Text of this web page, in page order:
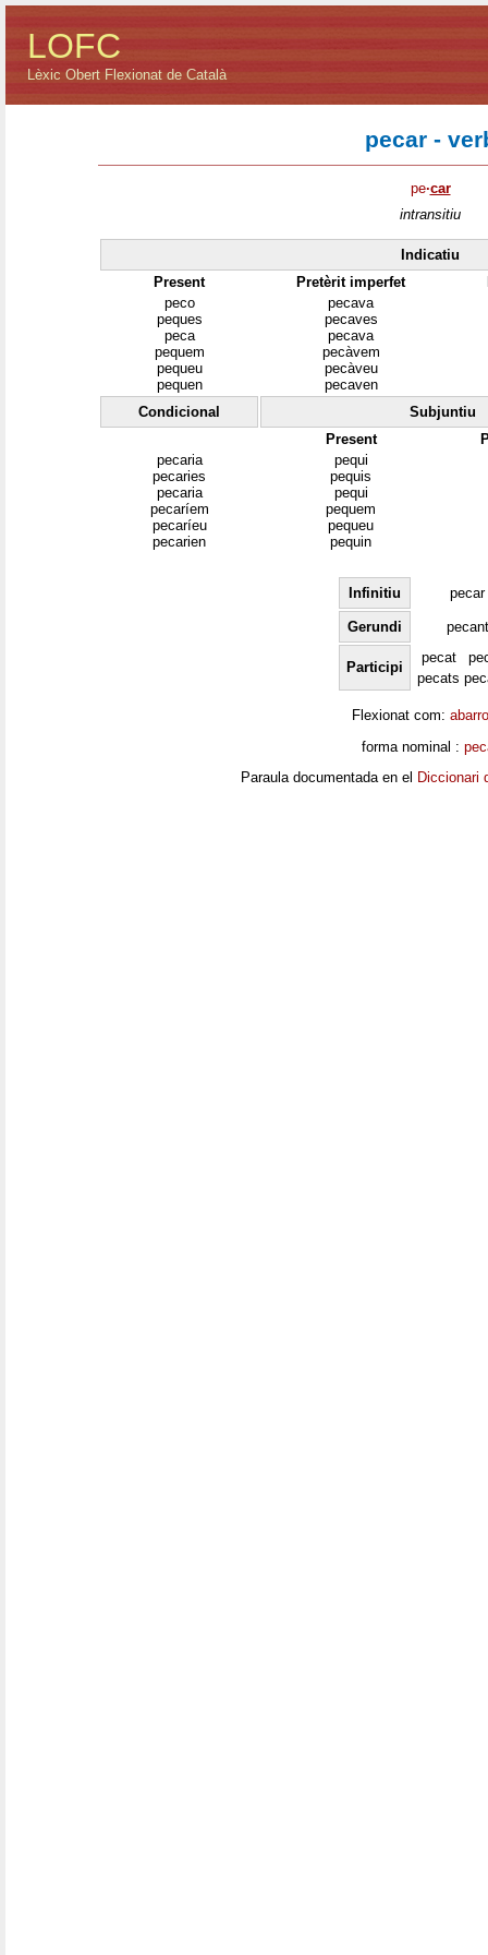
LOFC
Lèxic Obert Flexionat de Català
pecar -
pe·car
intransitiu
Indicatiu
Present
Pretèrit imperfet
peco
peques
peca
pequem
pequeu
pequen
pecava
pecaves
pecava
pecàvem
pecàveu
pecaven
Condicional
Subjuntiu
Present
pecaria
pecaries
pecaria
pecaríem
pecaríeu
pecarien
pequi
pequis
pequi
pequem
pequeu
pequin
Infinitiu pecar
Gerundi pecant
Participi
pecat
pecats
Flexionat com:
forma nominal :
Paraula documentada en el Diccionari